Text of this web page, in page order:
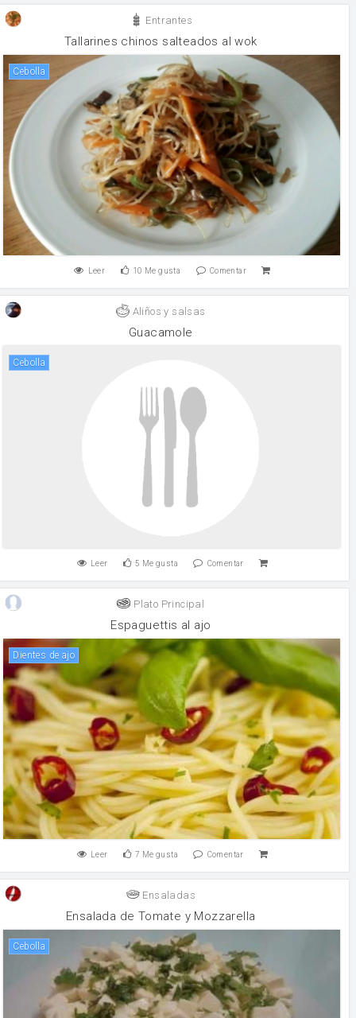
Entrantes
Tallarines chinos salteados al wok
cebolla
Leer 10 Me gusta Comentar
Aliños y salsas
Guacamole
cebolla
Leer 5 Me gusta Comentar
Plato Principal
Espaguettis al ajo
Dientes de ajo
Leer 7 Me gusta Comentar
Ensaladas
Ensalada de Tomate y Mozzarella
cebolla